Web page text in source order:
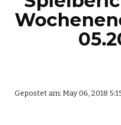
Gepostet am: May 06, 2018